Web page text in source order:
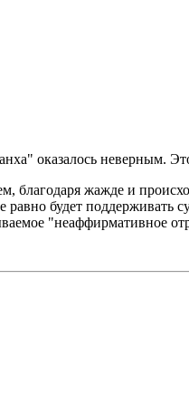
оказалось неверным.
благодаря жажде и
равно будет
"неаффирмативное